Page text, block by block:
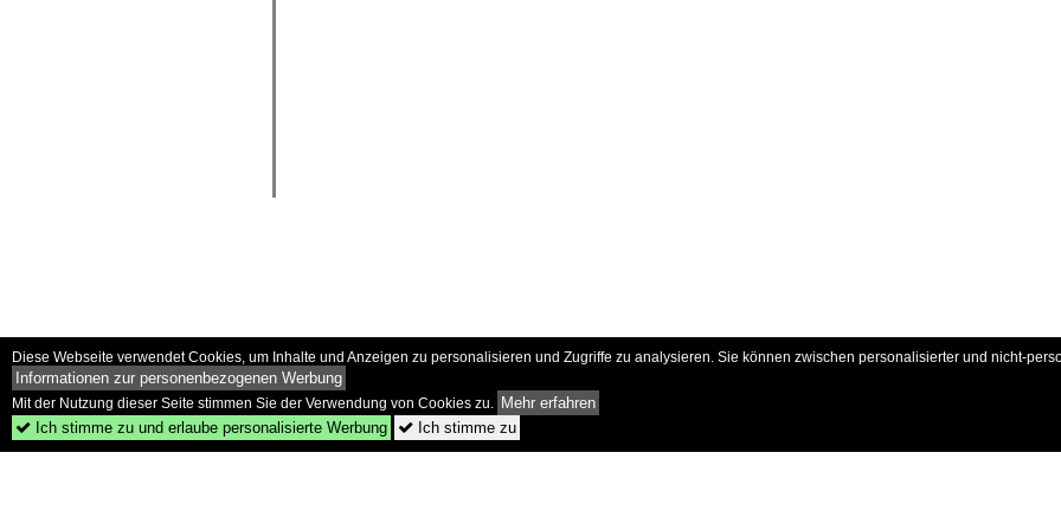
Diese Webseite verwendet Cookies, um Inhalte und Anzeigen zu personalisieren und Zugriffe zu analysieren. Sie können zwischen personalisierter und nicht-
Informationen zur personenbezogenen Werbung
Mit der Nutzung dieser Seite stimmen Sie der Verwendung von Cookies zu. Mehr erfahren
 Ich stimme zu und erlaube personalisierte Werbung  Ich stimme zu